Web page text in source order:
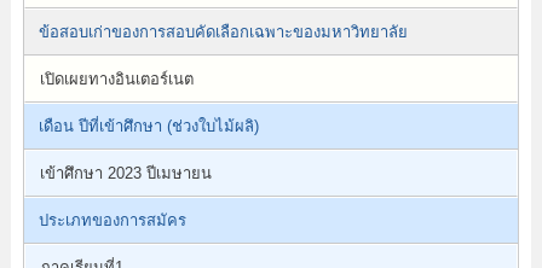
ข้อสอบเก่าของการสอบคัดเลือกเฉพาะของมหาวิทยาลัย
เปิดเผยทางอินเตอร์เนต
เดือน ปีที่เข้าศึกษา (ช่วงใบไม้ผลิ)
เข้าศึกษา 2023 ปีเมษายน
ประเภทของการสมัคร